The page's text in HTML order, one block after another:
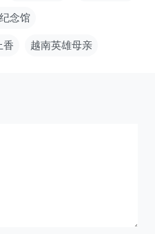
念馆
香 越南英雄母亲